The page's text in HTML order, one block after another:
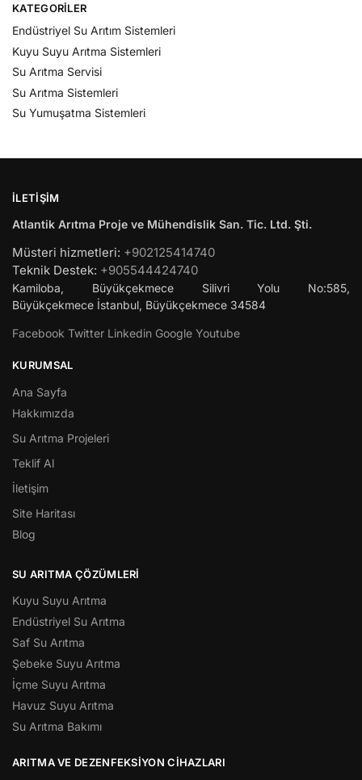
KATEGORILER
Endüstriyel Su Arıtım Sistemleri
Kuyu Suyu Arıtma Sistemleri
Su Arıtma Servisi
Su Arıtma Sistemleri
Su Yumuşatma Sistemleri
İLETIŞIM
Atlantik Arıtma Proje ve Mühendislik San. Tic. Ltd. Şti.
Müsteri hizmetleri: +902125414740
Teknik Destek: +905544424740
Kamiloba, Büyükçekmece Silivri Yolu No:585,
Büyükçekmece İstanbul, Büyükçekmece 34584
Facebook Twitter Linkedin Google Youtube
KURUMSAL
Ana Sayfa
Hakkımızda
Su Arıtma Projeleri
Teklif Al
İletişim
Site Haritası
Blog
SU ARITMA ÇÖZÜMLERI
Kuyu Suyu Arıtma
Endüstriyel Su Arıtma
Saf Su Arıtma
Şebeke Suyu Arıtma
İçme Suyu Arıtma
Havuz Suyu Arıtma
Su Arıtma Bakımı
ARITMA VE DEZENFEKSIYON CIHAZLARI